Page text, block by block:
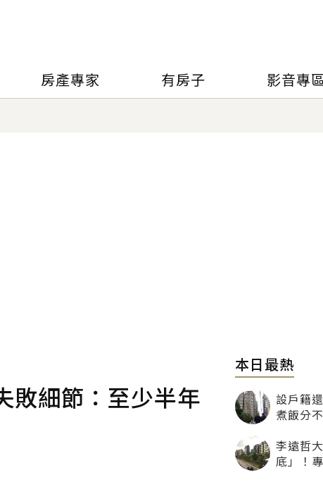
房產專家 有房子 影音專
敗細節：至少半年
本日最熱
設戶籍
煮飯分
李遠哲
底」！